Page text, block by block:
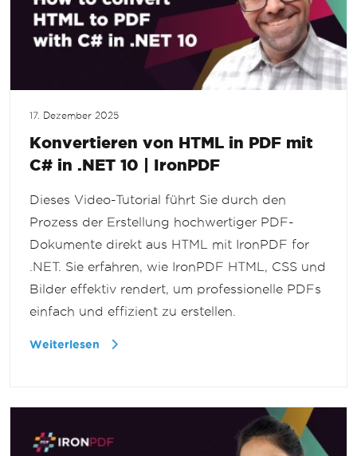
17. Dezember 2025
Konvertieren von HTML in PDF mit
C# in .NET 10 | IronPDF
Dieses Video-Tutorial führt Sie durch den
Prozess der Erstellung hochwertiger PDF-
Dokumente direkt aus HTML mit IronPDF for
.NET. Sie erfahren, wie IronPDF HTML, CSS und
Bilder effektiv rendert, um professionelle PDFs
einfach und effizient zu erstellen.
Weiterlesen